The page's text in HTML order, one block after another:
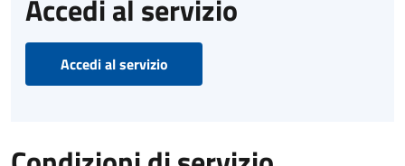
Accedi al servizio
Accedi al servizio